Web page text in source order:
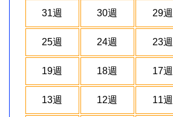
31週 30週 29週
25週 24週 23週
19週 18週 17週
13週 12週 11週